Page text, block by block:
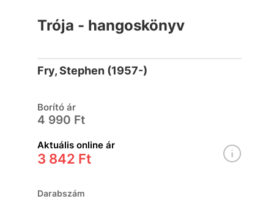
Trója - hangoskönyv
Fry, Stephen (1957-)
Borító ár
4 990 Ft
Aktuális online ár
3 842 Ft
Darabszám